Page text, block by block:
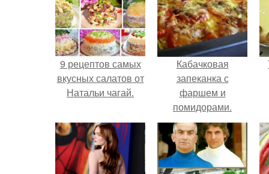
9 рецептов самых
вкусных салатов от
Натальи чагай.
Кабачковая
запеканка с
фаршем и
помидорами.